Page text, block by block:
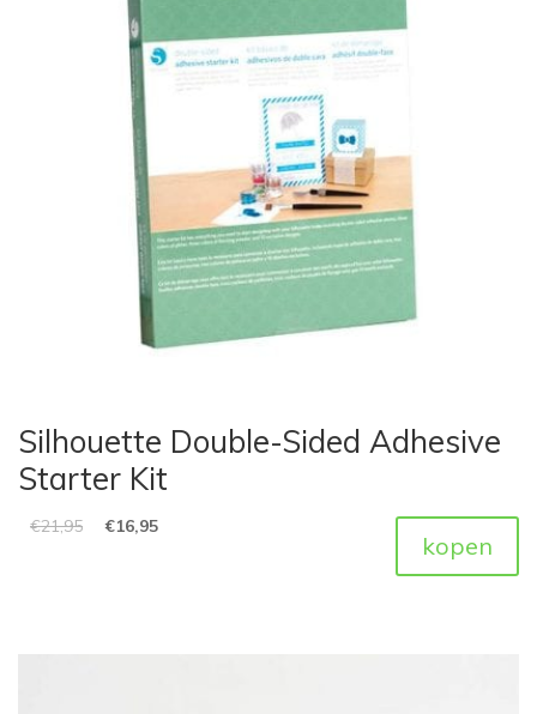
Silhouette Double-Sided Adhesive
Starter Kit
€21,95 €16,95
kopen